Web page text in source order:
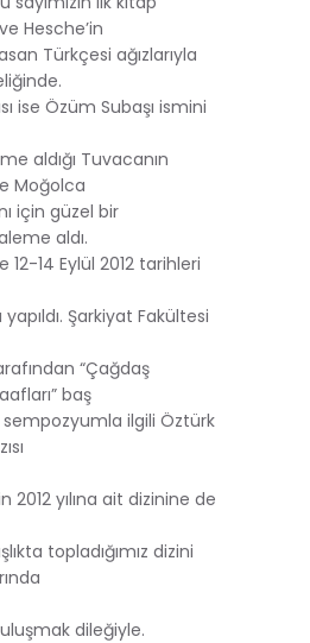
Hesche’in
Türkçesi ağızlarıyla
ise Özüm Subaşı ismini
aldığı Tuvacanın
Moğolca
için güzel bir
aldı.
14 Eylül 2012 tarihleri
Şarkiyat Fakültesi
“Çağdaş
baş
sempozyumla ilgili Öztürk
2012 yılına ait dizinine de
topladığımız dizini
dileğiyle.